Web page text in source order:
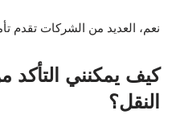
نعم، العديد من الشركات تقدم
كيف يمكنني التأكد
النقل؟